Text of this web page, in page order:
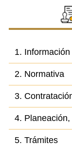
1.
2. Normativa
3.
4.
5. Trámites